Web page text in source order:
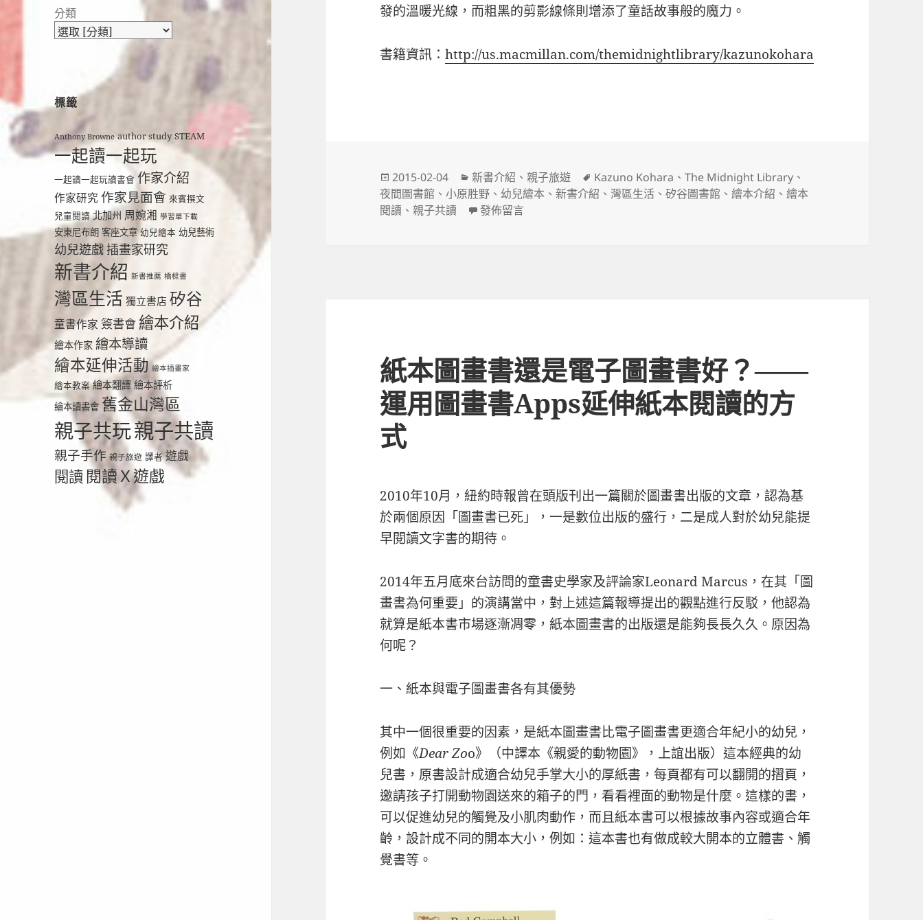
分類
標籤
Anthony Browne author study STEAM
一起讀一起玩
一起讀一起玩讀書會 作家介紹
作家研究 作家見面會 來賓撰文
兒童閱讀 北加州 周婉湘 學習單下載
安東尼布朗 客座文章 幼兒繪本 幼兒藝術
幼兒遊戲插畫家研究
新書介紹 新書推薦 橋樑書
灣區生活 獨立書店 矽谷
童書作家 簽書會 繪本介紹
繪本作家 繪本導讀
繪本延伸活動 繪本插畫家
繪本教案 繪本翻譯 繪本評析
繪本讀書會 舊金山灣區
親子共玩親子共讀
親子手作 親子旅遊 譯者 遊戲
閱讀 閱讀Ｘ遊戲
發的溫暖光線，而粗黑的剪影線條則增添了童話故事般的魔力。
書籍資訊：http://us.macmillan.com/themidnightlibrary/kazunokohara
發
佈
日
2015-02-04
分
類
新書介紹 、親子旅遊
標
籤
Kazuno Kohara 、The Midnight Library 、
夜間圖書館 、小原胜野 、 幼兒繪本 、新書介紹 、 灣區生活 、矽谷圖書館 、繪本介紹 、繪本
閱讀 、親子共讀 在〈The Midnight Library〉
發佈留言
紙本圖畫書還是電子圖畫書好？——
運用圖畫書Apps延伸紙本閱讀的方
式
2010年10月，紐約時報曾在頭版刊出一篇關於圖畫書出版的文章，認為基
於兩個原因「圖畫書已死」，一是數位出版的盛行，二是成人對於幼兒能提
早閱讀文字書的期待。
2014年五月底來台訪問的童書史學家及評論家Leonard Marcus，在其「圖
畫書為何重要」的演講當中，對上述這篇報導提出的觀點進行反駁，他認為
就算是紙本書市場逐漸凋零，紙本圖畫書的出版還是能夠長長久久。原因為
何呢？
一、紙本與電子圖畫書各有其優勢
其中一個很重要的因素，是紙本圖畫書比電子圖畫書更適合年紀小的幼兒，
例如《Dear Zoo》（中譯本《親愛的動物園》，上誼出版）這本經典的幼
兒書，原書設計成適合幼兒手掌大小的厚紙書，每頁都有可以翻開的摺頁，
邀請孩子打開動物園送來的箱子的門，看看裡面的動物是什麼。這樣的書，
可以促進幼兒的觸覺及小肌肉動作，而且紙本書可以根據故事內容或適合年
齡，設計成不同的開本大小，例如：這本書也有做成較大開本的立體書、觸
覺書等。